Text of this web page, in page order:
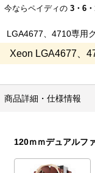
今ならペイディの 3・6
LGA4677、4710専用
Xeon LGA4677、
商品詳細・仕様情報
120ｍｍデュアルフ